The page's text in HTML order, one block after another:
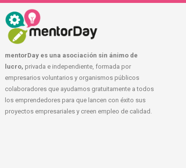
mentorDay es una asociación sin ánimo de
lucro, privada e independiente, formada por
empresarios voluntarios y organismos públicos
colaboradores que ayudamos gratuitamente a todos
los emprendedores para que lancen con éxito sus
proyectos empresariales y creen empleo de calidad.